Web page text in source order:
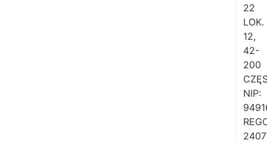
22
LOK.
12,
42-
200
NIP: